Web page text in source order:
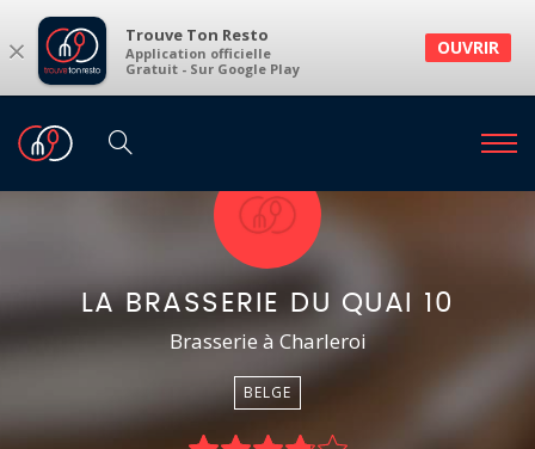
× Trouve Ton Resto
Application officielle
Gratuit - Sur Google Play
OUVRIR
LA BRASSERIE DU QUAI 10
Brasserie à Charleroi
BELGE